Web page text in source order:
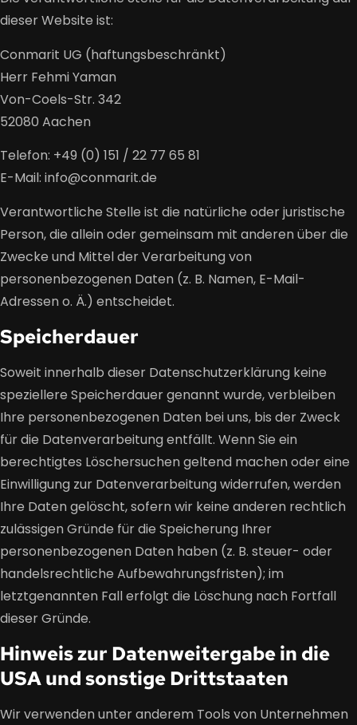
dieser Website ist:
Conmarit UG (haftungsbeschränkt)
Herr Fehmi Yaman
Von-Coels-Str. 342
52080 Aachen
Telefon: +49 (0) 151 / 22 77 65 81
E-Mail: info@conmarit.de
Verantwortliche Stelle ist die natürliche oder juristische
Person, die allein oder gemeinsam mit anderen über die
Zwecke und Mittel der Verarbeitung von
personenbezogenen Daten (z. B. Namen, E-Mail-
Adressen o. Ä.) entscheidet.
Speicherdauer
Soweit innerhalb dieser Datenschutzerklärung keine
speziellere Speicherdauer genannt wurde, verbleiben
Ihre personenbezogenen Daten bei uns, bis der Zweck
für die Datenverarbeitung entfällt. Wenn Sie ein
berechtigtes Löschersuchen geltend machen oder eine
Einwilligung zur Datenverarbeitung widerrufen, werden
Ihre Daten gelöscht, sofern wir keine anderen rechtlich
zulässigen Gründe für die Speicherung Ihrer
personenbezogenen Daten haben (z. B. steuer- oder
handelsrechtliche Aufbewahrungsfristen); im
letztgenannten Fall erfolgt die Löschung nach Fortfall
dieser Gründe.
Hinweis zur Datenweitergabe in die
USA und sonstige Drittstaaten
Wir verwenden unter anderem Tools von Unternehmen